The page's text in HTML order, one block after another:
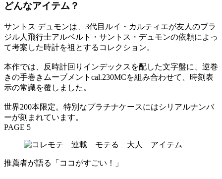
どんなアイテム？
サントス デュモンは、3代目ルイ・カルティエが友人のブラ
ジル人飛行士アルベルト・サントス・デュモンの依頼によっ
て考案した時計を祖とするコレクション。
本作では、反時計回りインデックスを配した文字盤に、逆巻
きの手巻きムーブメントcal.230MCを組み合わせて、時刻表
示の常識を覆しました。
世界200本限定。特別なプラチナケースにはシリアルナンバ
ーが刻まれています。
PAGE 5
推薦者が語る「ココがすごい！」